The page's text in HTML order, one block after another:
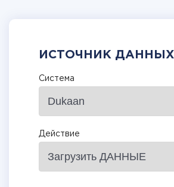
ИСТОЧНИК ДАННЫХ
Система
Действие